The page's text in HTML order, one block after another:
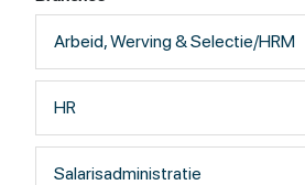
Arbeid, Werving & Selectie/HRM
HR
Salarisadministratie